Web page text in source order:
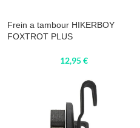
Frein a tambour HIKERBOY
FOXTROT PLUS
12,95€